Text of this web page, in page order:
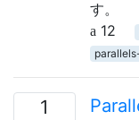
す。
12
1